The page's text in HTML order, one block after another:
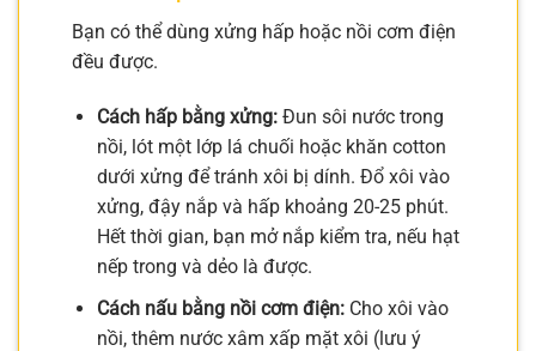
Bạn có thể dùng xửng hấp hoặc nồi cơm điện
đều được.
Cách hấp bằng xửng:Đun sôi nước trong
nồi, lót một lớp lá chuối hoặc khăn cotton
dưới xửng để tránh xôi bị dính. Đổ xôi vào
xửng, đậy nắp và hấp khoảng 20-25 phút.
Hết thời gian, bạn mở nắp kiểm tra, nếu hạt
nếp trong và dẻo là được.
Cách nấu bằng nồi cơm điện:Cho xôi vào
nồi, thêm nước xâm xấp mặt xôi (lưu ý